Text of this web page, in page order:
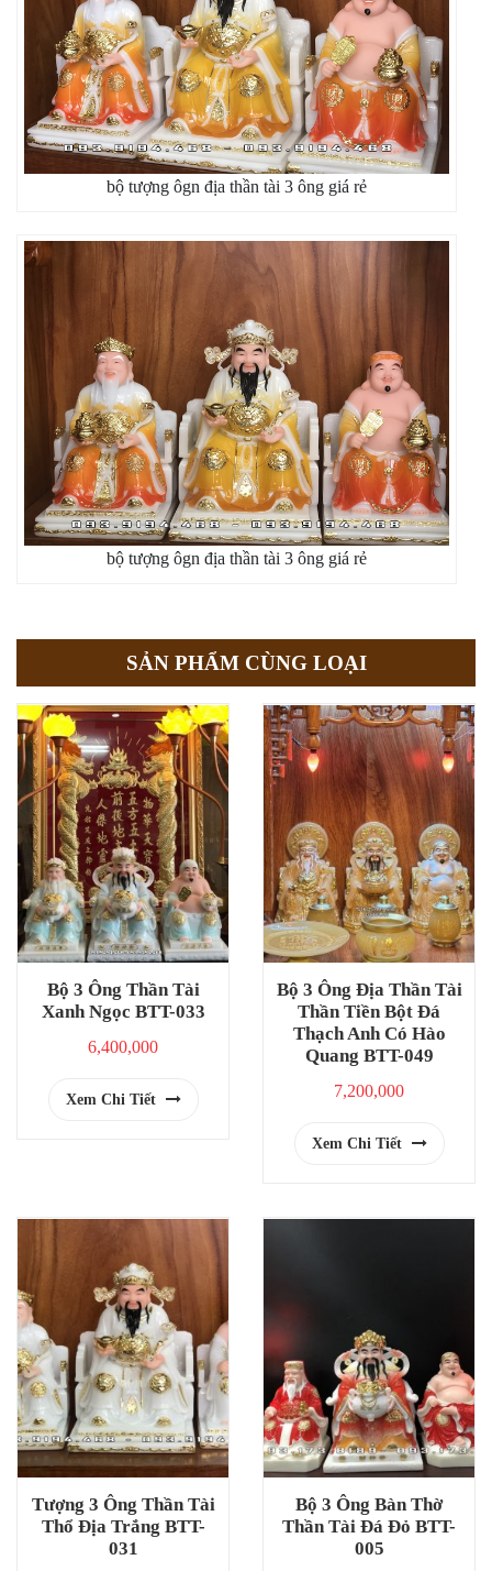
bộ tượng ôgn địa thần tài 3 ông giá rẻ
bộ tượng ôgn địa thần tài 3 ông giá rẻ
SẢN PHẨM CÙNG LOẠI
Bộ 3 Ông Thần Tài
Xanh Ngọc BTT-033
6,400,000
Xem Chi Tiết
Bộ 3 Ông Địa Thần Tài
Thần Tiền Bột Đá
Thạch Anh Có Hào
Quang BTT-049
7,200,000
Xem Chi Tiết
Tượng 3 Ông Thần Tài
Thổ Địa Trắng BTT-
031
Bộ 3 Ông Bàn Thờ
Thần Tài Đá Đỏ BTT-
005